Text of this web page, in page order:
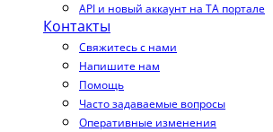
API и новый аккаунт на TA портале
Контакты
Свяжитесь с нами
Напишите нам
Помощь
Часто задаваемые вопросы
Оперативные изменения